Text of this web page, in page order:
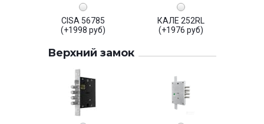
CISA 56785
(+1998 руб)
КАЛЕ 252RL
(+1976 руб)
Верхний замок